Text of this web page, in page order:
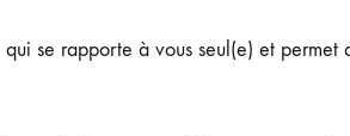
se rapporte à vous seul(e) et permet